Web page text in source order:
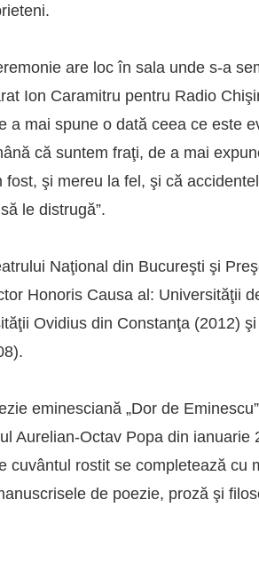
are loc în sala unde s-a
Ion Caramitru pentru Radio
a mai spune o dată ceea ce este
că suntem fraţi, de a mai
şi mereu la fel, şi că
le distrugă”.
Naţional din Bucureşti şi
Honoris Causa al: Universităţii
Ovidius din Constanţa (2012) şi
eminesciană „Dor de
Aurelian-Octav Popa din ianuarie
rostit se completează cu
de poezie, proză şi